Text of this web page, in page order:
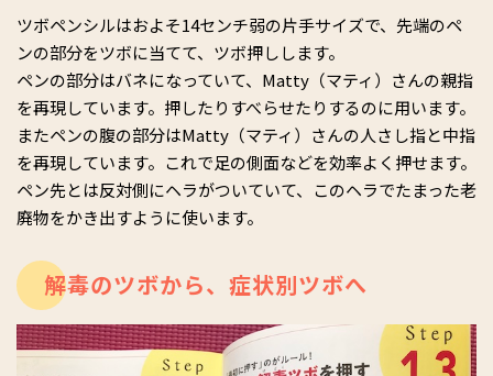
ツボペンシルはおよそ14センチ弱の片手サイズで、先端のペ
ンの部分をツボに当てて、ツボ押しします。
ペンの部分はバネになっていて、Matty（マティ）さんの親指
を再現しています。押したりすべらせたりするのに用います。
またペンの腹の部分はMatty（マティ）さんの人さし指と中指
を再現しています。これで足の側面などを効率よく押せます。
ペン先とは反対側にヘラがついていて、このヘラでたまった老
廃物をかき出すように使います。
解毒のツボから、症状別ツボへ